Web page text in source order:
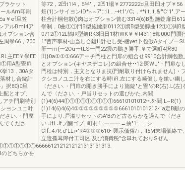
ラケット
ルArn印刷
￥ef旦笠
アルBml4ア
オプション含
周挙66，700
主EE￥挙EE
用A型畳扉
13，30Aタ
材し合錠計
択80)0旦
とオプ、
アチ門刷特別
ヨンユニ叶
さい.・門腐
でくださ
どちらかを
等72，2凹t1l4，E半"，2凹1場￥2772222d旦田凹オプ￥56
畑(1)ンサイヨンID*~~7":::Il....-+t1'/C;，**i:t.!t.&"'C'1".ア
柱合計梱包散()肉はオプション曾む3314(6)B型施錠扉日
挙制，0曲①①門B型施鍵廓0112①贋B型受醇曲12①①周B
0712①12L鶴IR型鍍RK3旧日1材IWK￥￥I43118却00O門贋
1"曹声事材-山当し合鍵H計セし受-梱yet卜包倣Aタイプ一
肝一m(一2Ou一tLS一門22震の鵬き勝手.￥で選町4択80
田}0a①①①666アーチ門柱と門扉の組合せ9910合計綱包数
とオプション(キヤスデコレ)の組合せ••12-医WJ'・門扉な
門栓は特別，主文となりま抗{門耐取り付けられません)・
クシヨノユニ汁を右にする時liR.左にする崎健しを鎗い幽
〈ださい.・門扉の開き勝手により施錠"と畳"のR(右).L(左)
んで〈ださい.・戸当りセットの選ぴかた.内聞.
(1)4(6)44①①①①①①①①①66610101012••.外聞.L~R(1)
(1)14(6)4(6)4①①①①①①①①①6661010101212•'‘a定B献の
手により.戸溢リセットのA'Bのど古るらかを過んで〈ださ
い.JfLJfプ醐ゴプ…町村1..一一一←抽"1:......シ
Clf..47R:d'LLi>'R4①①①610•-襲示価俗/i，II5M末場価絡で
立遣孤耳障付工司区.及び消費税"含皐れておりSぜん.